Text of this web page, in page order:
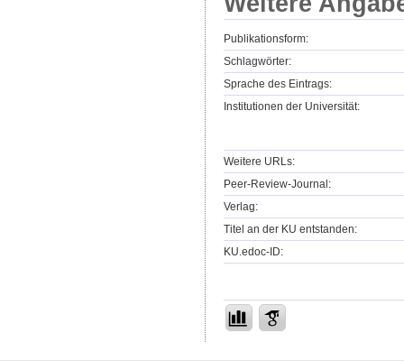
Publikationsform:
Schlagwörter:
Sprache des Eintrags:
Institutionen der Universität:
Weitere URLs:
Peer-Review-Journal:
Verlag:
Titel an der KU entstanden:
KU.edoc-ID: